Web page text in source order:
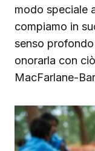
modo speciale
compiamo in
senso
onorarla con
MacFarlane-